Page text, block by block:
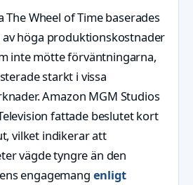
Wheel of Time baserades
höga produktionskostnader
inte mötte förväntningarna,
starkt i vissa
Amazon MGM Studios
fattade beslutet kort
vilket indikerar att
vägde tyngre än den
engagemang enligt